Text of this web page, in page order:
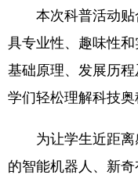
本次科普活动贴合
具专业性、趣味性
基础原理、发展历
学们轻松理解科技奥
为让学生近距离感
的智能机器人、新